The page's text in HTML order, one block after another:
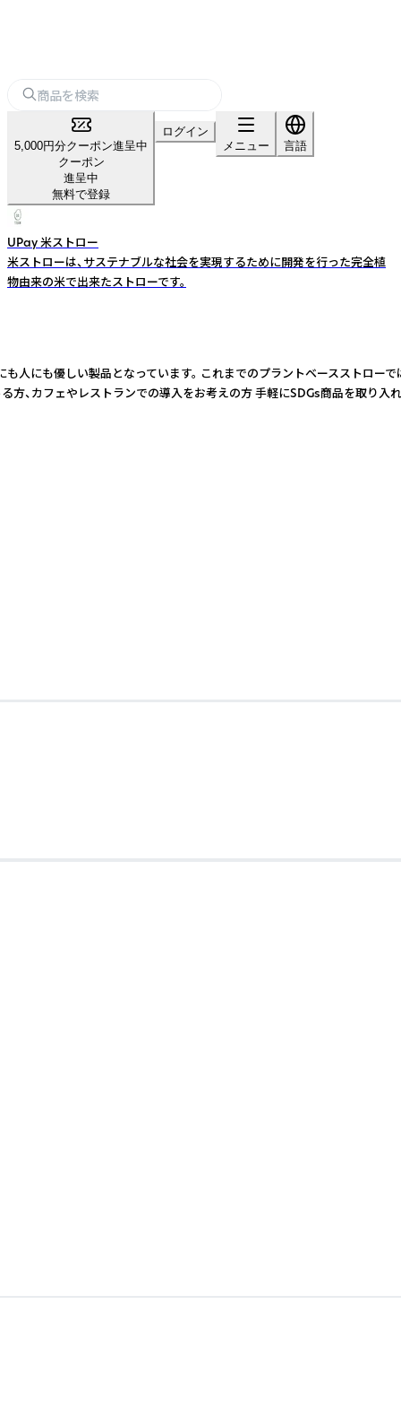
5,000円分クーポン進呈中
クーポン
進呈中
無料で登録
ログイン
メニュー
言語
UPay 米ストロー
米ストローは、サステナブルな社会を実現するために開発を行った完全植
物由来の米で出来たストローです。
も優しい製品となっています。 これまでのプラントベーススト
カフェやレストランでの導入をお考えの方 手軽にSDGs商品を